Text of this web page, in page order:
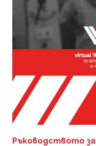
Ръководството за